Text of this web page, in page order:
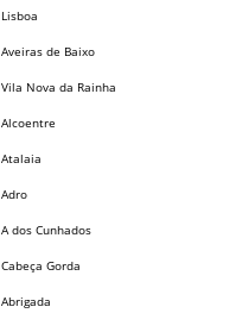
Lisboa
Aveiras de Baixo
Vila Nova da Rainha
Alcoentre
Atalaia
Adro
A dos Cunhados
Cabeça Gorda
Abrigada